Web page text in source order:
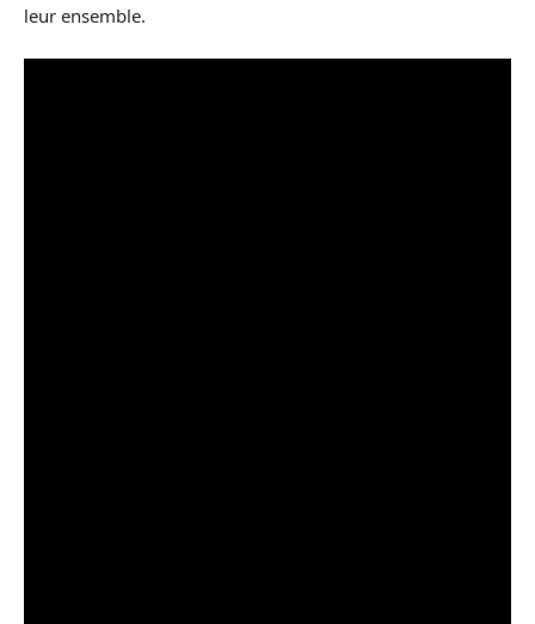
leur ensemble.